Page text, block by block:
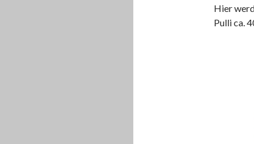
Hier
Pulli ca.